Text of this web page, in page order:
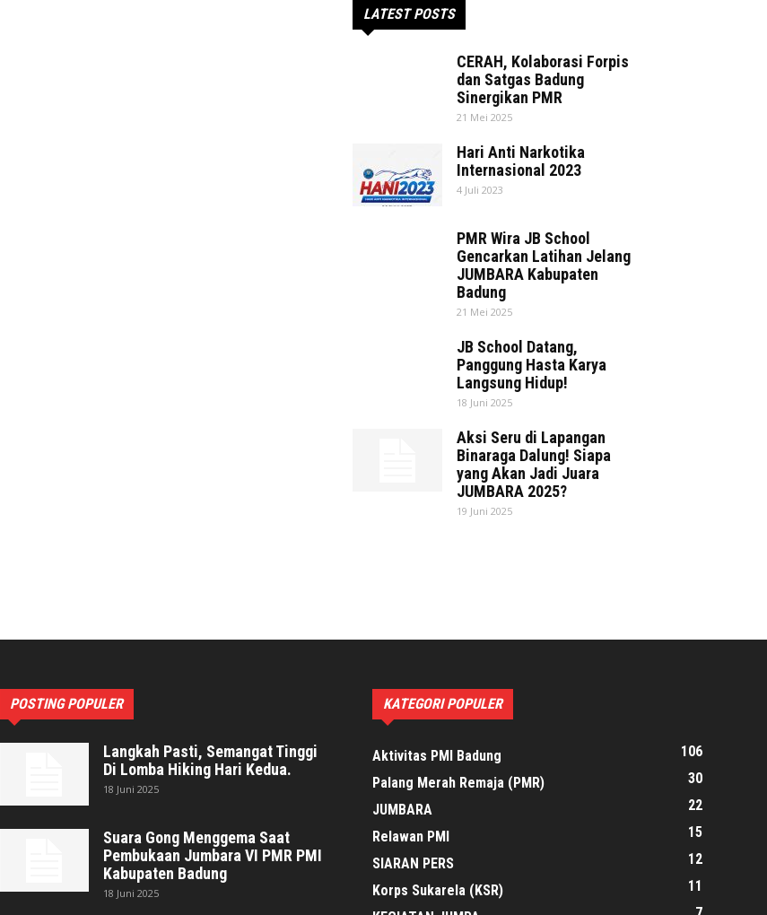
LATEST POSTS
CERAH, Kolaborasi Forpis
dan Satgas Badung
Sinergikan PMR
21 Mei 2025
Hari Anti Narkotika
Internasional 2023
4 Juli 2023
PMR Wira JB School
Gencarkan Latihan Jelang
JUMBARA Kabupaten
Badung
21 Mei 2025
JB School Datang,
Panggung Hasta Karya
Langsung Hidup!
18 Juni 2025
Aksi Seru di Lapangan
Binaraga Dalung! Siapa
yang Akan Jadi Juara
JUMBARA 2025?
19 Juni 2025
POSTING POPULER
Langkah Pasti, Semangat Tinggi
Di Lomba Hiking Hari Kedua.
18 Juni 2025
Suara Gong Menggema Saat
Pembukaan Jumbara VI PMR PMI
Kabupaten Badung
18 Juni 2025
KATEGORI POPULER
Aktivitas PMI Badung
106
Palang Merah Remaja (PMR)
30
JUMBARA
22
Relawan PMI
15
SIARAN PERS
12
Korps Sukarela (KSR)
11